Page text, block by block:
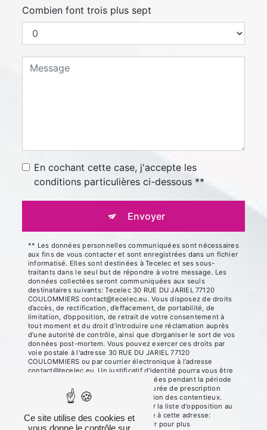
Combien font trois plus sept
En cochant cette case, j'accepte les
conditions particulières ci-dessous **
Envoyer
** Les données personnelles communiquées sont nécessaires
aux fins de vous contacter et sont enregistrées dans un fichier
informatisé. Elles sont destinées à Tecelec et ses sous-
traitants dans le seul but de répondre à votre message. Les
données collectées seront communiquées aux seuls
destinataires suivants: Tecelec 30 RUE DU JARIEL 77120
COULOMMIERS contact@tecelec.eu. Vous disposez de droits
d’accès, de rectification, d’effacement, de portabilité, de
limitation, d’opposition, de retrait de votre consentement à
tout moment et du droit d’introduire une réclamation auprès
d’une autorité de contrôle, ainsi que d’organiser le sort de vos
données post-mortem. Vous pouvez exercer ces droits par
voie postale à l'adresse 30 RUE DU JARIEL 77120
COULOMMIERS ou par courrier électronique à l'adresse
contact@tecelec.eu. Un justificatif d'identité pourra vous être
demandé. Nous conservons vos données pendant la période
de prise de contact puis pendant la durée de prescription
légale aux fins probatoires et de gestion des contentieux.
Vous avez le droit de vous inscrire sur la liste d'opposition au
démarchage téléphonique, disponible à cette adresse:
Bloctel.gouv.fr . Consultez le site cnil.fr pour plus
Ce site utilise des cookies et
vous donne le contrôle sur